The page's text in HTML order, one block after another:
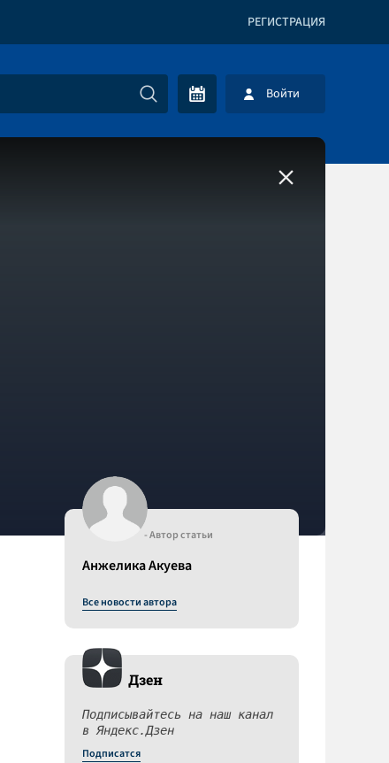
РЕГИСТРАЦИЯ
Войти
- Автор статьи
Анжелика Акуева
Все новости автора
Дзен
Подписывайтесь на наш канал
в Яндекс.Дзен
Подписатся